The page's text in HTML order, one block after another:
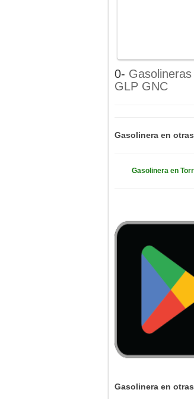
0-
GLP GNC
Gasolinera en
Gasolinera en
Gasolinera en